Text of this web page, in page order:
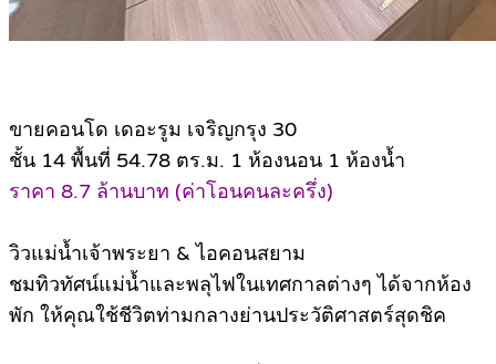
ขายคอนโด เดอะรูม เจริญกรุง 30
ชั้น 14 พื้นที่ 54.78 ตร.ม. 1 ห้องนอน 1 ห้องน้ำ
ราคา 8.7 ล้านบาท (ค่าโอนคนละครึ่ง)
วิวแม่น้ำเจ้าพระยา & ไอคอนสยาม
ชมทิวทัศน์แม่น้ำและพลุไฟในเทศกาลต่างๆ ได้จากห้อง
พัก ให้คุณใช้ชีวิตท่ามกลางย่านประวัติศาสตร์สุดชิค